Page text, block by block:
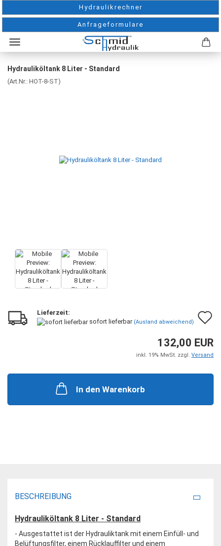
Hydraulikrechner
Anfrageformulare
Hydrauliköltank 8 Liter - Standard
(Art.Nr.: HOT-8-ST)
Lieferzeit:
sofort lieferbar (Ausland abweichend)
132,00 EUR
inkl. 19% MwSt. zzgl. Versand
In den Warenkorb
BESCHREIBUNG
Hydrauliköltank 8 Liter - Standard
- Ausgestattet ist der Hydrauliktank mit einem Einfüll- und
Belüftungsfilter, einem Rücklauffilter und einem